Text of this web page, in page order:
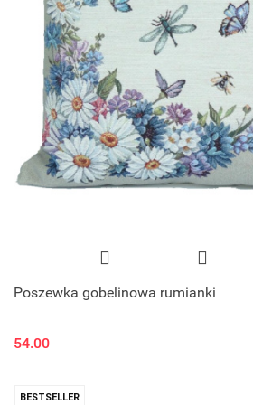
Poszewka gobelinowa rumianki
54.00
BESTSELLER